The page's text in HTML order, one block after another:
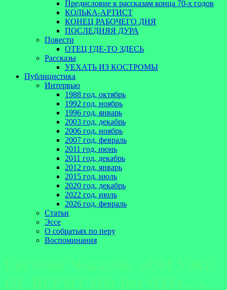
Предисловие к рассказам конца 70-х годов
КОЛЬКА-АРТИСТ
КОНЕЦ РАБОЧЕГО ДНЯ
ПОСЛЕДНЯЯ ДУРА
Повести
ОТЕЦ ГДЕ-ТО ЗДЕСЬ
Рассказы
УЕХАТЬ ИЗ КОСТРОМЫ
Публицистика
Интервью
1988 год, октябрь
1992 год, ноябрь
1996 год, январь
2003 год, декабрь
2006 год, ноябрь
2007 год, февраль
2011 год, июнь
2011 год, декабрь
2012 год, январь
2015 год, июль
2020 год, декабрь
2022 год, июль
2026 год, февраль
Статьи
Эссе
О собратьях по перу
Воспоминания